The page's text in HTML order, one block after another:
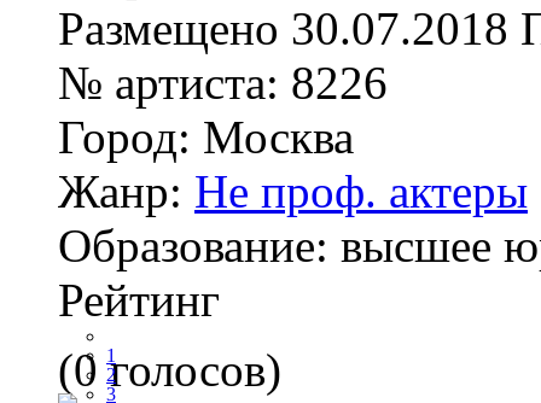
Размещено 30.07.2018
№ артиста: 8226
Город: Москва
Жанр: Не проф. актеры
Образование: высшее
Рейтинг
1
2
3
(0 голосов)